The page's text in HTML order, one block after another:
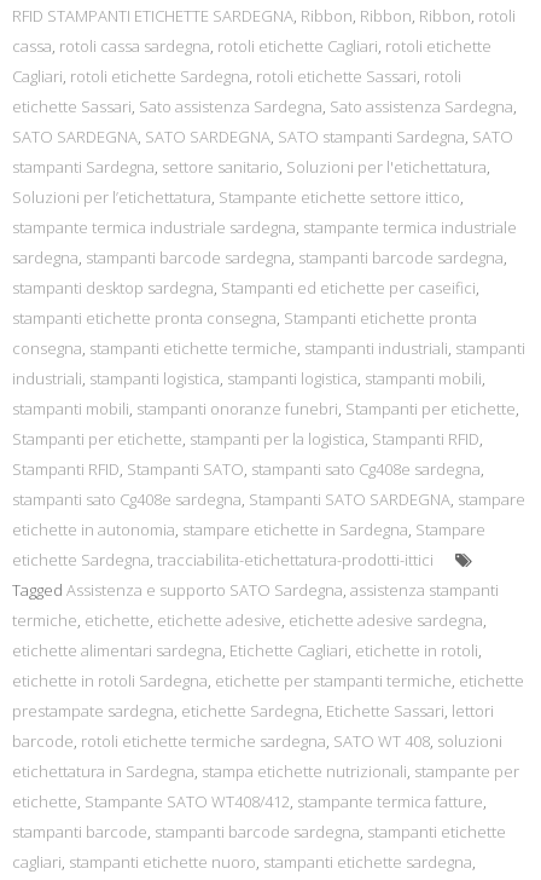
RFID STAMPANTI ETICHETTE SARDEGNA, Ribbon, Ribbon, Ribbon, rotoli
cassa, rotoli cassa sardegna, rotoli etichette Cagliari, rotoli etichette
Cagliari, rotoli etichette Sardegna, rotoli etichette Sassari, rotoli
etichette Sassari, Sato assistenza Sardegna, Sato assistenza Sardegna,
SATO SARDEGNA, SATO SARDEGNA, SATO stampanti Sardegna, SATO
stampanti Sardegna, settore sanitario, Soluzioni per l'etichettatura,
Soluzioni per l’etichettatura, Stampante etichette settore ittico,
stampante termica industriale sardegna, stampante termica industriale
sardegna, stampanti barcode sardegna, stampanti barcode sardegna,
stampanti desktop sardegna, Stampanti ed etichette per caseifici,
stampanti etichette pronta consegna, Stampanti etichette pronta
consegna, stampanti etichette termiche, stampanti industriali, stampanti
industriali, stampanti logistica, stampanti logistica, stampanti mobili,
stampanti mobili, stampanti onoranze funebri, Stampanti per etichette,
Stampanti per etichette, stampanti per la logistica, Stampanti RFID,
Stampanti RFID, Stampanti SATO, stampanti sato Cg408e sardegna,
stampanti sato Cg408e sardegna, Stampanti SATO SARDEGNA, stampare
etichette in autonomia, stampare etichette in Sardegna, Stampare
etichette Sardegna, tracciabilita-etichettatura-prodotti-ittici
Tagged Assistenza e supporto SATO Sardegna, assistenza stampanti
termiche, etichette, etichette adesive, etichette adesive sardegna,
etichette alimentari sardegna, Etichette Cagliari, etichette in rotoli,
etichette in rotoli Sardegna, etichette per stampanti termiche, etichette
prestampate sardegna, etichette Sardegna, Etichette Sassari, lettori
barcode, rotoli etichette termiche sardegna, SATO WT 408, soluzioni
etichettatura in Sardegna, stampa etichette nutrizionali, stampante per
etichette, Stampante SATO WT408/412, stampante termica fatture,
stampanti barcode, stampanti barcode sardegna, stampanti etichette
cagliari, stampanti etichette nuoro, stampanti etichette sardegna,